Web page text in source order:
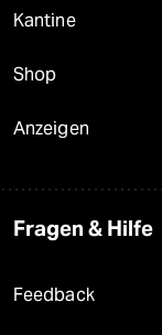
Kantine
Shop
Anzeigen
Fragen & Hilfe
Feedback